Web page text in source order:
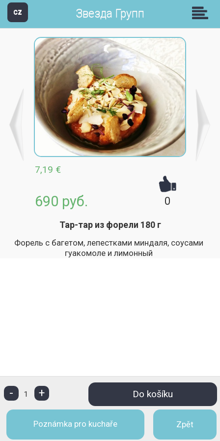
CZ Звезда Групп
7,19 €
690 руб. 0
Тар-тар из форели 180 г
Форель с багетом, лепестками миндаля, соусами
гуакомоле и лимонный
- 1 + Do košíku
Poznámka pro kuchaře Zpět